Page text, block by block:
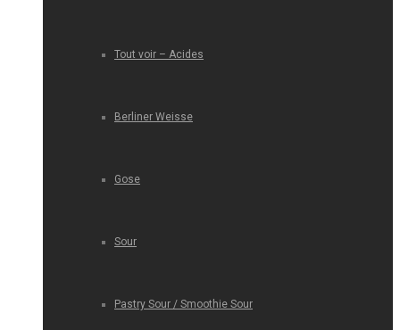
Tout voir – Acides
Berliner Weisse
Gose
Sour
Pastry Sour / Smoothie Sour